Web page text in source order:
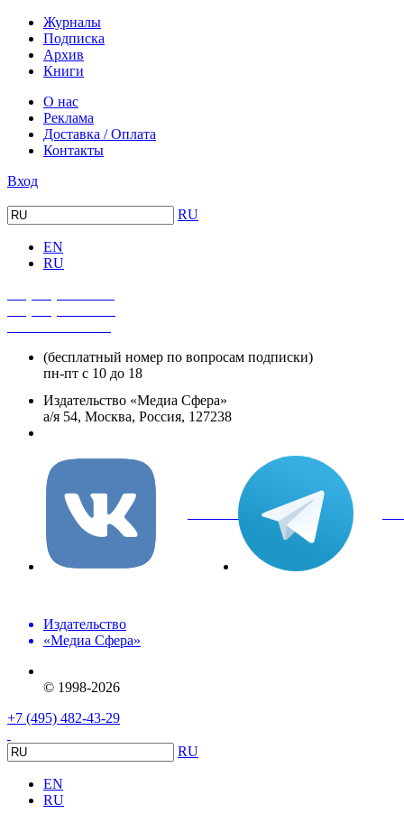
Журналы
Подписка
Архив
Книги
О нас
Реклама
Доставка / Оплата
Контакты
Вход
RU
EN
RU
(бесплатный номер по вопросам подписки)
пн-пт с 10 до 18
Издательство «Медиа Сфера»
а/я 54, Москва, Россия, 127238
вКонтакте
Издательство
«Медиа Сфера»
© 1998-2026
+7 (495) 482-43-29
RU
EN
RU